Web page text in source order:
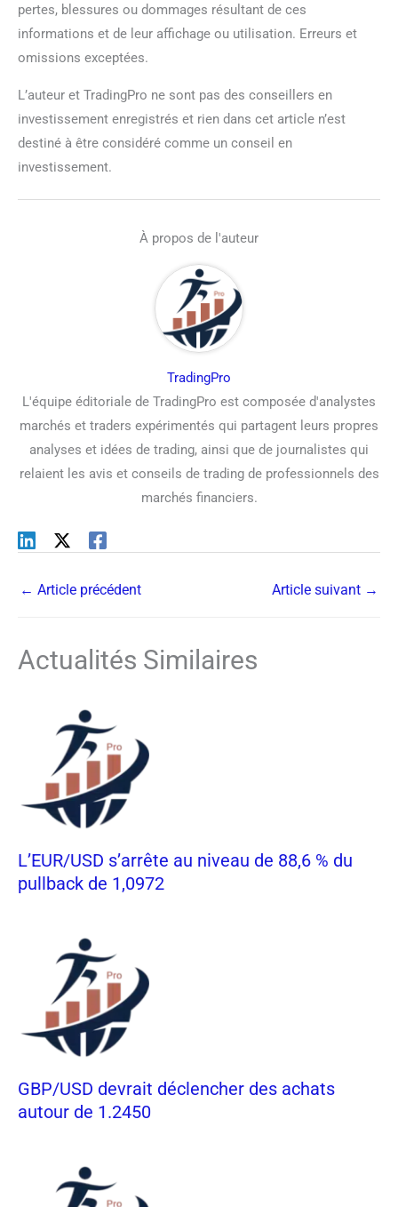
pertes, blessures ou dommages résultant de ces
informations et de leur affichage ou utilisation. Erreurs et
omissions exceptées.
L’auteur et TradingPro ne sont pas des conseillers en
investissement enregistrés et rien dans cet article n’est
destiné à être considéré comme un conseil en
investissement.
À propos de l'auteur
TradingPro
L'équipe éditoriale de TradingPro est composée d'analystes
marchés et traders expérimentés qui partagent leurs propres
analyses et idées de trading, ainsi que de journalistes qui
relaient les avis et conseils de trading de professionnels des
marchés financiers.
← Article précédent Article suivant →
Actualités Similaires
L’EUR/USD s’arrête au niveau de 88,6 % du
pullback de 1,0972
GBP/USD devrait déclencher des achats
autour de 1.2450